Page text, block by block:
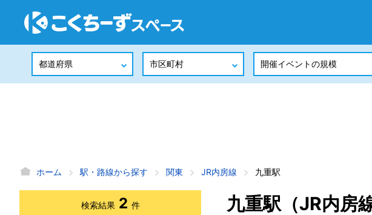
ホーム 駅・路線から探す 関東 JR内房線 九重駅
九重駅（JR内房
検索結果 2 件